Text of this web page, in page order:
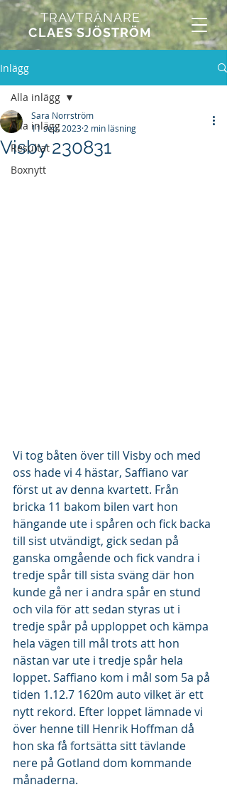
TRAVTRÄNARE
CLAES SJÖSTRÖM
Inlägg
Alla inlägg
Resultat
Boxnytt
Alla inlägg
Visby 230831
Sara Norrström
11 sep. 2023 2 min läsning
Vi tog båten över till Visby och med
oss hade vi 4 hästar, Saffiano var
först ut av denna kvartett. Från
bricka 11 bakom bilen vart hon
hängande ute i spåren och fick backa
till sist utvändigt, gick sedan på
ganska omgående och fick vandra i
tredje spår till sista sväng där hon
kunde gå ner i andra spår en stund
och vila för att sedan styras ut i
tredje spår på upploppet och kämpa
hela vägen till mål trots att hon
nästan var ute i tredje spår hela
loppet. Saffiano kom i mål som 5a på
tiden 1.12.7 1620m auto vilket är ett
nytt rekord. Efter loppet lämnade vi
över henne till Henrik Hoffman då
hon ska få fortsätta sitt tävlande
nere på Gotland dom kommande
månaderna.